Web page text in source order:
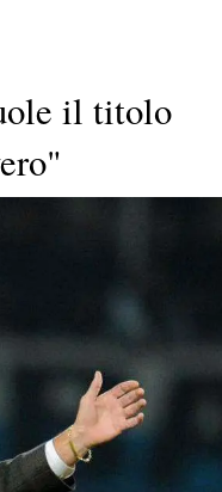
il titolo